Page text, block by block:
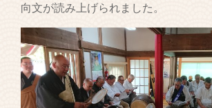
向文が読み上げられました。